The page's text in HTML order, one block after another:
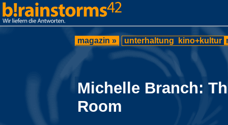
magazin » unterhaltung kino+kultur
Michelle Branch:
Room